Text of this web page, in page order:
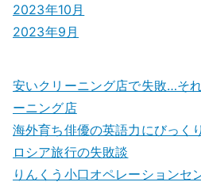
2023年10月
2023年9月
安いクリーニング店で失敗…そ
ーニング店
海外育ち俳優の英語力にびっくり
ロシア旅行の失敗談
りんくう小口オペレーションセ